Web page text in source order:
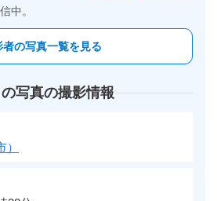
中。
者の写真一覧を見る
写真の撮影情報